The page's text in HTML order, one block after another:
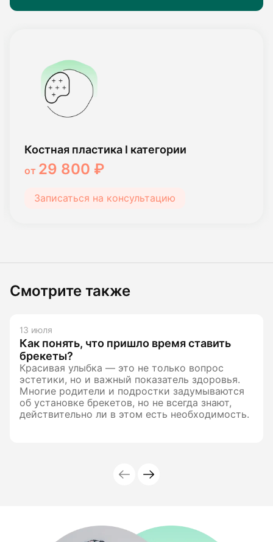
Костная пластика I категории
от 29 800 ₽
Записаться на консультацию
Смотрите также
13 июля
Как понять, что пришло время ставить
брекеты?
Красивая улыбка — это не только вопрос
эстетики, но и важный показатель здоровья.
Многие родители и подростки задумываются
об установке брекетов, но не всегда знают,
действительно ли в этом есть необходимость.